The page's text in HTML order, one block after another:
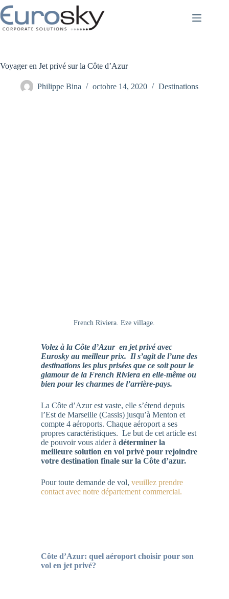
Passer
au
contenu
Voyager en Jet privé sur la Côte d’Azur
Philippe Bina octobre 14, 2020 Destinations
French Riviera. Eze village.
Volez à la Côte d’Azur en jet privé avec
Eurosky au meilleur prix. Il s’agit de l’une des
destinations les plus prisées que ce soit pour le
glamour de la French Riviera en elle-même ou
bien pour les charmes de l’arrière-pays.
La Côte d’Azur est vaste, elle s’étend depuis
l’Est de Marseille (Cassis) jusqu’à Menton et
compte 4 aéroports. Chaque aéroport a ses
propres caractéristiques. Le but de cet article est
de pouvoir vous aider à déterminer la
meilleure solution en vol privé pour rejoindre
votre destination finale sur la Côte d’azur.
Pour toute demande de vol, veuillez prendre
contact avec notre département commercial.
Côte d’Azur: quel aéroport choisir pour son
vol en jet privé?